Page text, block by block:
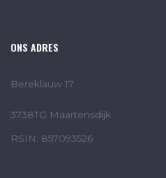
ONS ADRES
Bereklauw 17
3738TG Maartensdijk
RSIN: 857093526